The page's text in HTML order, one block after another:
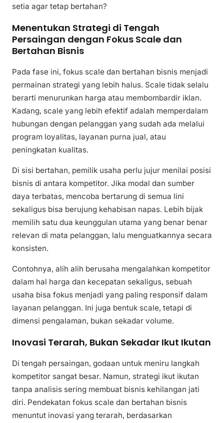
setia agar tetap bertahan?
Menentukan Strategi di Tengah
Persaingan dengan Fokus Scale dan
Bertahan Bisnis
Pada fase ini, fokus scale dan bertahan bisnis menjadi
permainan strategi yang lebih halus. Scale tidak selalu
berarti menurunkan harga atau membombardir iklan.
Kadang, scale yang lebih efektif adalah memperdalam
hubungan dengan pelanggan yang sudah ada melalui
program loyalitas, layanan purna jual, atau
peningkatan kualitas.
Di sisi bertahan, pemilik usaha perlu jujur menilai posisi
bisnis di antara kompetitor. Jika modal dan sumber
daya terbatas, mencoba bertarung di semua lini
sekaligus bisa berujung kehabisan napas. Lebih bijak
memilih satu dua keunggulan utama yang benar benar
relevan di mata pelanggan, lalu menguatkannya secara
konsisten.
Contohnya, alih alih berusaha mengalahkan kompetitor
dalam hal harga dan kecepatan sekaligus, sebuah
usaha bisa fokus menjadi yang paling responsif dalam
layanan pelanggan. Ini juga bentuk scale, tetapi di
dimensi pengalaman, bukan sekadar volume.
Inovasi Terarah, Bukan Sekadar Ikut Ikutan
Di tengah persaingan, godaan untuk meniru langkah
kompetitor sangat besar. Namun, strategi ikut ikutan
tanpa analisis sering membuat bisnis kehilangan jati
diri. Pendekatan fokus scale dan bertahan bisnis
menuntut inovasi yang terarah, berdasarkan